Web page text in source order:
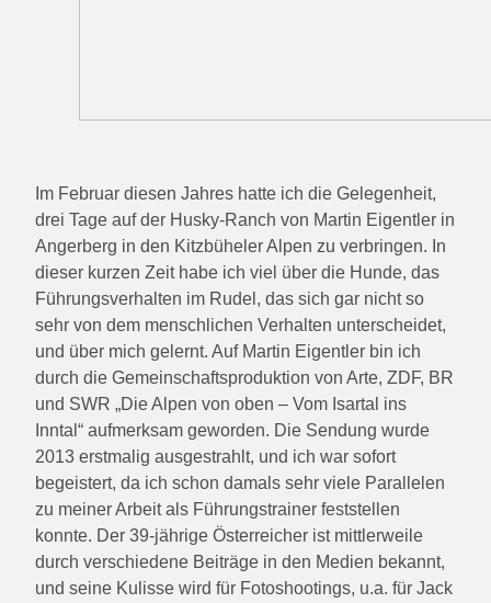
Im Februar diesen Jahres hatte ich die Gelegenheit,
drei Tage auf der Husky-Ranch von Martin Eigentler in
Angerberg in den Kitzbüheler Alpen zu verbringen. In
dieser kurzen Zeit habe ich viel über die Hunde, das
Führungsverhalten im Rudel, das sich gar nicht so
sehr von dem menschlichen Verhalten unterscheidet,
und über mich gelernt. Auf Martin Eigentler bin ich
durch die Gemeinschaftsproduktion von Arte, ZDF, BR
und SWR „Die Alpen von oben – Vom Isartal ins
Inntal“ aufmerksam geworden. Die Sendung wurde
2013 erstmalig ausgestrahlt, und ich war sofort
begeistert, da ich schon damals sehr viele Parallelen
zu meiner Arbeit als Führungstrainer feststellen
konnte. Der 39-jährige Österreicher ist mittlerweile
durch verschiedene Beiträge in den Medien bekannt,
und seine Kulisse wird für Fotoshootings, u.a. für Jack